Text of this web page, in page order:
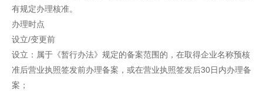
有规定办理核准。
办理时点
设立/变更前
设立：属于《暂行办法》规定的备案范围的，在取得企业名称预核
准后营业执照签发前办理备案，或在营业执照签发后30日内办理备
案；